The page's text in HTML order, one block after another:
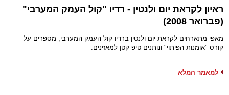
ראיון לקראת יום ולנטין - רדיו "קול העמק המערבי"
(פברואר 2008)
מאפי מתארחים לקראת יום ולנטין ברדיו קול העמק המערבי, מספרים על
קורס "אומנות הפיתוי" ונותנים טיפ קטן למאזינים.
למאמר המלא